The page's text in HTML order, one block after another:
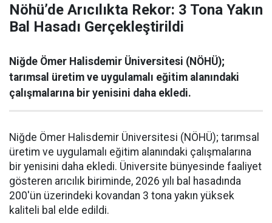
Nöhü’de Arıcılıkta Rekor: 3 Tona Yakın
Bal Hasadı Gerçekleştirildi
Niğde Ömer Halisdemir Üniversitesi (NÖHÜ);
tarımsal üretim ve uygulamalı eğitim alanındaki
çalışmalarına bir yenisini daha ekledi.
Niğde Ömer Halisdemir Üniversitesi (NÖHÜ); tarımsal
üretim ve uygulamalı eğitim alanındaki çalışmalarına
bir yenisini daha ekledi. Üniversite bünyesinde faaliyet
gösteren arıcılık biriminde, 2026 yılı bal hasadında
200'ün üzerindeki kovandan 3 tona yakın yüksek
kaliteli bal elde edildi.